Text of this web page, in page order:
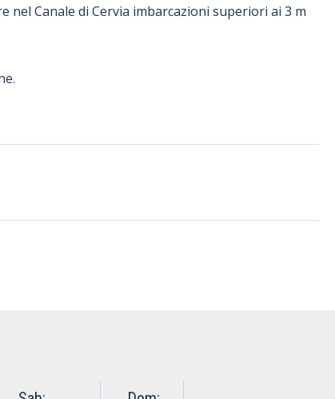
Canale di Cervia imbarcazioni superiori ai 3 m